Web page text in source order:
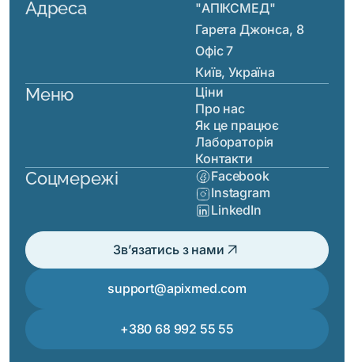
Адреса
"АПІКСМЕД"
Гарета Джонса, 8
Офіс 7
Київ, Україна
Меню
Ціни
Про нас
Як це працює
Лабораторія
Контакти
Соцмережі
Facebook
Instagram
LinkedIn
Зв’язатись з нами arrow_outward
support@apixmed.com
+380 68 992 55 55